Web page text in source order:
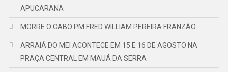
APUCARANA
MORRE O CABO PM FRED WILLIAM PEREIRA FRANZÃO
ARRAIÁ DO MEI ACONTECE EM 15 E 16 DE AGOSTO NA
PRAÇA CENTRAL EM MAUÁ DA SERRA